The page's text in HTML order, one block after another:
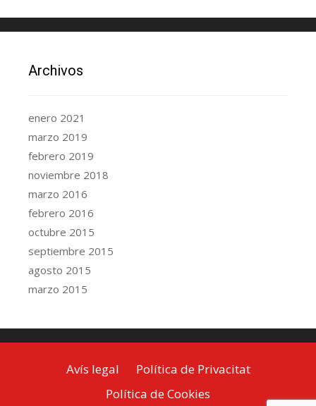
Archivos
enero 2021
marzo 2019
febrero 2019
noviembre 2018
marzo 2016
febrero 2016
octubre 2015
septiembre 2015
agosto 2015
marzo 2015
Avís legal
Política de Privacitat
Política de Cookies